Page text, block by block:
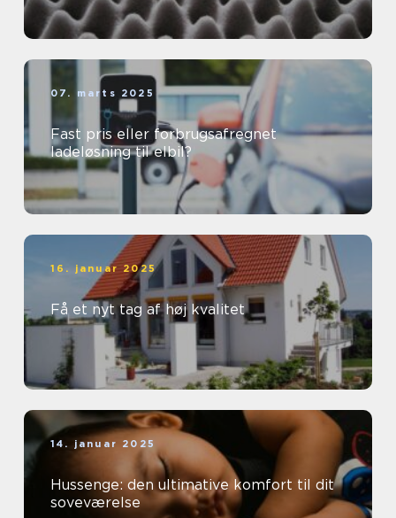
07. marts 2025
Fast pris eller forbrugsafregnet
ladeløsning til elbil?
16. januar 2025
Få et nyt tag af høj kvalitet
14. januar 2025
Hussenge: den ultimative komfort til dit
soveværelse